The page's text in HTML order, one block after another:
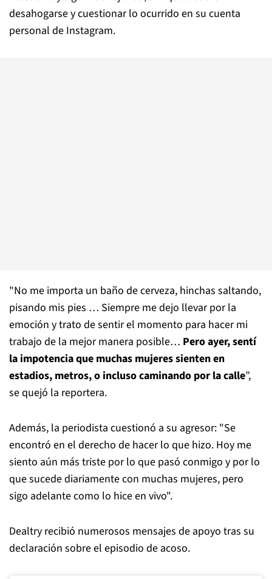
desahogarse y cuestionar lo ocurrido en su cuenta
personal de Instagram.
"No me importa un baño de cerveza, hinchas saltando,
pisando mis pies … Siempre me dejo llevar por la
emoción y trato de sentir el momento para hacer mi
trabajo de la mejor manera posible… Pero ayer, sentí
la impotencia que muchas mujeres sienten en
estadios, metros, o incluso caminando por la calle”,
se quejó la reportera.
Además, la periodista cuestionó a su agresor: "Se
encontró en el derecho de hacer lo que hizo. Hoy me
siento aún más triste por lo que pasó conmigo y por lo
que sucede diariamente con muchas mujeres, pero
sigo adelante como lo hice en vivo".
Dealtry recibió numerosos mensajes de apoyo tras su
declaración sobre el episodio de acoso.